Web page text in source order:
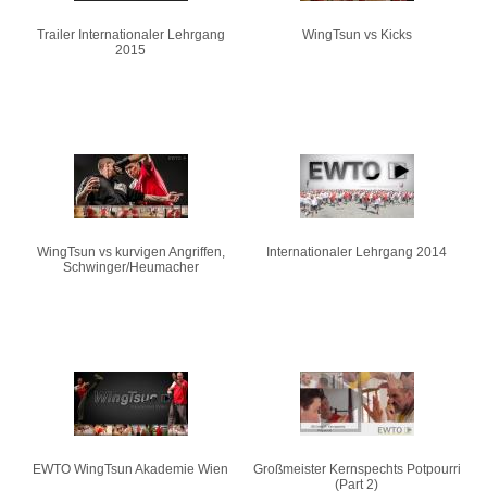
Trailer Internationaler Lehrgang
2015
WingTsun vs Kicks
WingTsun vs kurvigen Angriffen,
Schwinger/Heumacher
Internationaler Lehrgang 2014
EWTO WingTsun Akademie Wien
Großmeister Kernspechts Potpourri
(Part 2)